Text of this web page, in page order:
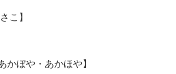
こ】
あかぼや・あかほや】